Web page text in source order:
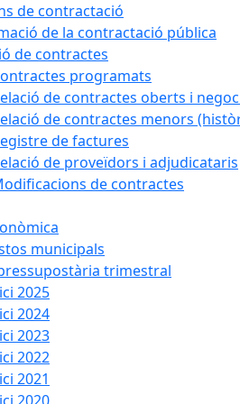
de contractació
de la contractació pública
de contractes
programats
de contractes oberts i
de contractes menors
de factures
de proveïdors i adjudicataris
de contractes
municipals
trimestral
2025
2024
2023
2022
2021